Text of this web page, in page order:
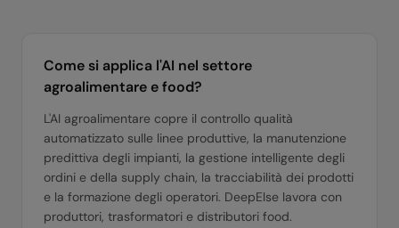
Come si applica l'AI nel settore
agroalimentare e food?
L'AI agroalimentare copre il controllo qualità
automatizzato sulle linee produttive, la manutenzione
predittiva degli impianti, la gestione intelligente degli
ordini e della supply chain, la tracciabilità dei prodotti
e la formazione degli operatori. DeepElse lavora con
produttori, trasformatori e distributori food.